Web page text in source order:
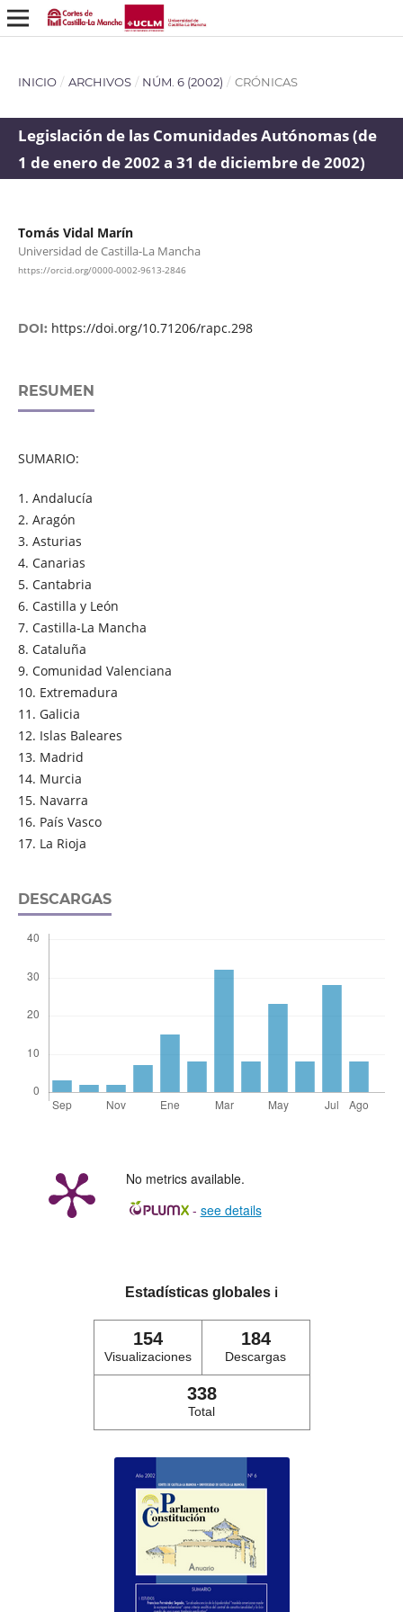
INICIO / ARCHIVOS / NÚM. 6 (2002) / CRÓNICAS
Legislación de las Comunidades Autónomas (de
1 de enero de 2002 a 31 de diciembre de 2002)
Tomás Vidal Marín
Universidad de Castilla-La Mancha
https://orcid.org/0000-0002-9613-2846
DOI: https://doi.org/10.71206/rapc.298
RESUMEN
SUMARIO:
1. Andalucía
2. Aragón
3. Asturias
4. Canarias
5. Cantabria
6. Castilla y León
7. Castilla-La Mancha
8. Cataluña
9. Comunidad Valenciana
10. Extremadura
11. Galicia
12. Islas Baleares
13. Madrid
14. Murcia
15. Navarra
16. País Vasco
17. La Rioja
DESCARGAS
No metrics available.
- see details
Estadísticas globales ℹ️
154
Visualizaciones
184
Descargas
338
Total